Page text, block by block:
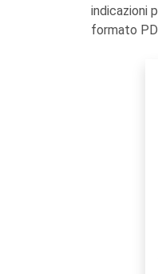
indicazioni
formato